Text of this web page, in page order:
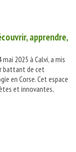
apprendre,
2025 à Calvi, a mis
battant de cet
en Corse. Cet espace
et innovantes,